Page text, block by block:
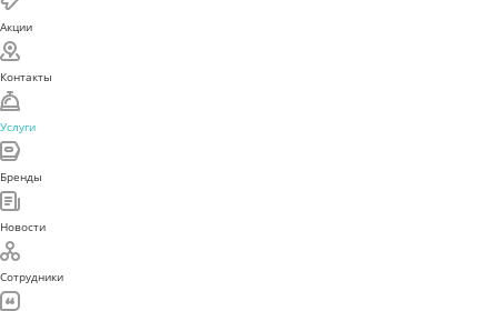
Акции
Контакты
Услуги
Бренды
Новости
Сотрудники